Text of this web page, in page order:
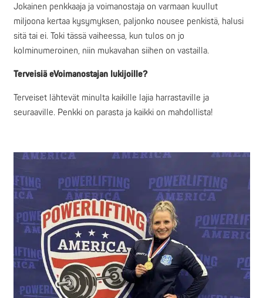
Jokainen penkkaaja ja voimanostaja on varmaan kuullut
miljoona kertaa kysymyksen, paljonko nousee penkistä, halusi
sitä tai ei. Toki tässä vaiheessa, kun tulos on jo
kolminumeroinen, niin mukavahan siihen on vastailla.
Terveisiä eVoimanostajan lukijoille?
Terveiset lähtevät minulta kaikille lajia harrastaville ja
seuraaville. Penkki on parasta ja kaikki on mahdollista!